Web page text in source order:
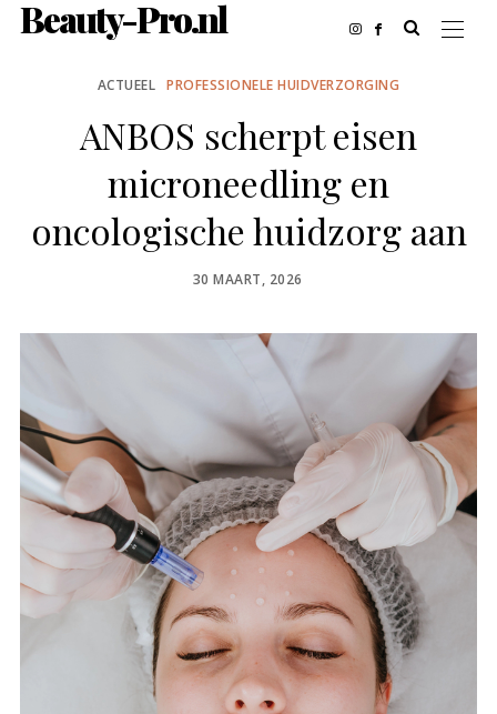
Beauty-Pro.nl
ACTUEEL PROFESSIONELE HUIDVERZORGING
ANBOS scherpt eisen
microneedling en
oncologische huidzorg aan
POSTED
30 MAART, 2026